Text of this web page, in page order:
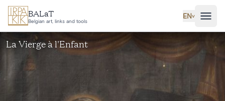
Skip to main content
BALaT
Belgian art, links and tools
EN˅
La Vierge à l'Enfant